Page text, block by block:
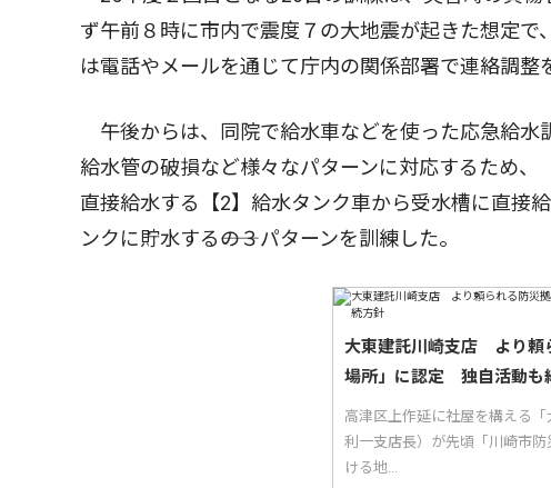
ず午前８時に市内で震度７の大地震が起きた想定
は電話やメールを通じて庁内の関係部署で連絡調整
午後からは、同院で給水車などを使った応急給水
給水管の破損など様々なパターンに対応するため
直接給水する【2】給水タンク車から受水槽に直接
ンクに貯水する――の３パターンを訓練した。
大東建託川崎支店 より
場所」に認定 独自活動も
高津区上作延に社屋を構える
利一支店長）が先頃「川崎市
ける地...